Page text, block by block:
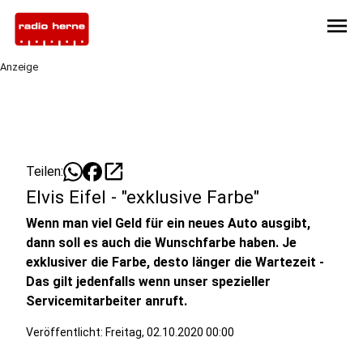
menu
Anzeige
Teilen: open_in_new
Elvis Eifel - "exklusive Farbe"
Wenn man viel Geld für ein neues Auto ausgibt,
dann soll es auch die Wunschfarbe haben. Je
exklusiver die Farbe, desto länger die Wartezeit -
Das gilt jedenfalls wenn unser spezieller
Servicemitarbeiter anruft.
Veröffentlicht: Freitag, 02.10.2020 00:00